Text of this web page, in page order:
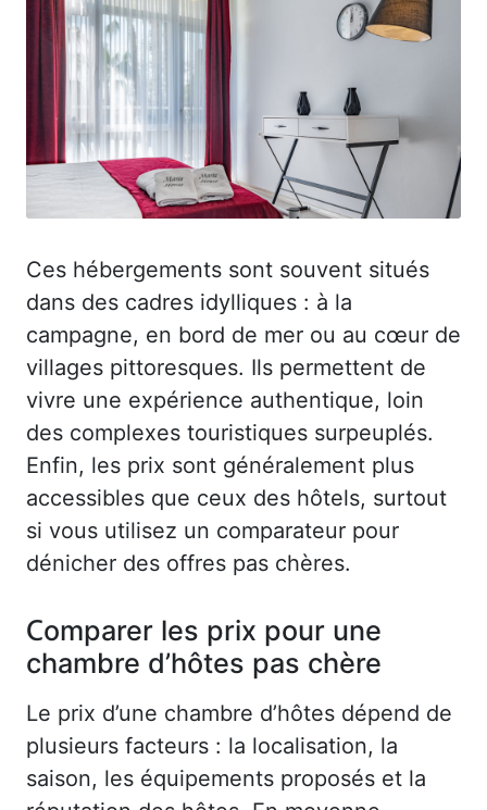
Ces hébergements sont souvent situés
dans des cadres idylliques : à la
campagne, en bord de mer ou au cœur de
villages pittoresques. Ils permettent de
vivre une expérience authentique, loin
des complexes touristiques surpeuplés.
Enfin, les prix sont généralement plus
accessibles que ceux des hôtels, surtout
si vous utilisez un comparateur pour
dénicher des offres pas chères.
Comparer les prix pour une
chambre d’hôtes pas chère
Le prix d’une chambre d’hôtes dépend de
plusieurs facteurs : la localisation, la
saison, les équipements proposés et la